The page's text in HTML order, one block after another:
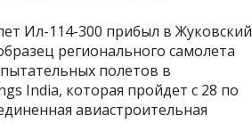
Ил-114-300 прибыл в Жуковский
регионального самолета
полетов в
India, которая пройдет с 28 по
авиастроительная